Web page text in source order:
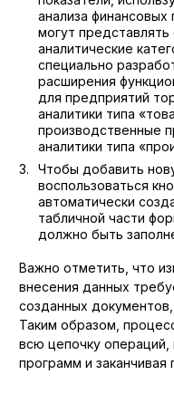
анализа финансовых
могут
аналитические
специально
расширения
для предприятий
аналитики типа
производственные
аналитики типа
Чтобы добавить
воспользоваться
автоматически
табличной части
должно быть
Важно отметить, что
внесения данных
созданных
Таким образом,
всю цепочку операций,
программ и